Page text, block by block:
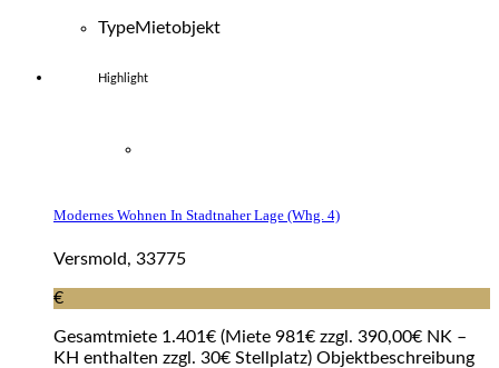
TypeMietobjekt
Highlight
Modernes Wohnen In Stadtnaher Lage (whg. 4)
Versmold, 33775
€
Gesamtmiete 1.401€ (Miete 981€ zzgl. 390,00€ NK –
KH enthalten zzgl. 30€ Stellplatz) Objektbeschreibung